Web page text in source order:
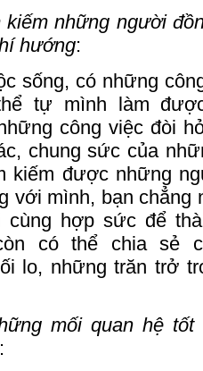
kiếm những người
hướng:
sống, có những
tự mình làm
công việc đòi
chung sức của
kiếm được những
với mình, bạn chẳng
cùng hợp sức để
có thể chia sẻ
lo, nhữngtrăn trở
mối quan hệ tốt
: